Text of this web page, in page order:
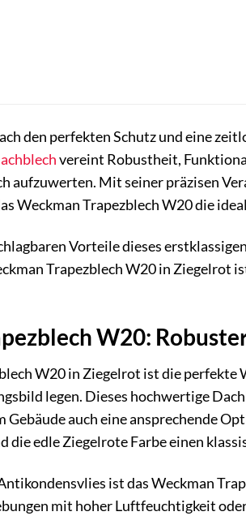
den perfekten Schutz und eine
vereint Robustheit,
aufzuwerten. Mit seiner präzisen
Weckman Trapezblech W20 die
Vorteile dieses
Trapezblech W20 in Ziegelrot
W20:
W20 in Ziegelrot ist die
legen. Dieses hochwertige
Gebäude auch eine ansprechende
die edle Ziegelrote Farbe einen
ist das Weckman
mit hoher Luftfeuchtigkeit